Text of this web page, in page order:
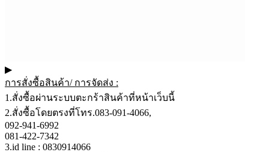
▶
การสั่งซื้อสินค้า/ การจัดส่ง :
1.สั่งซื้อผ่านระบบตะกร้าสินค้าที่หน้าเว็บนี้
2.สั่งซื้อโดยตรงที่โทร.083-091-4066,
092-941-6992
081-422-7342
3.id line : 0830914066